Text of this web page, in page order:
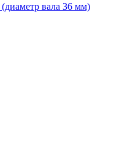
вала 36 мм)